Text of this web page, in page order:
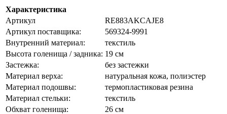
Характеристика
Артикул
RE883AKCAJE8
Артикул поставщика:
569324-9991
Внутренний материал:
текстиль
Высота голенища / задника: 19 см
Застежка:
без застежки
Материал верха:
натуральная кожа, полиэстер
Материал подошвы:
термопластиковая резина
Материал стельки:
текстиль
Обхват голенища:
26 см